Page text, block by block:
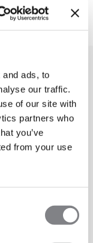
ads, to
our traffic.
of our site with
partners who
you’ve
from your use